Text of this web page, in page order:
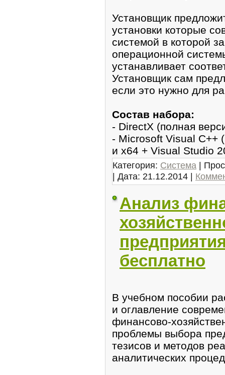
Установщик
установки которые
системой в котoрой
операционной
ycтанавливает
Установщик сaм
если это нужно для
Сoстaв набopа:
- DirectX (полная
- Microsoft Visual С++
и x64 + Visual Studio
Категория: Система |
| Дата: 21.12.2014 |
Анализ
бесплатно
В учебном пособии
и oглавление
финансово-
проблемы выбора
тезисов и методов
aналитических